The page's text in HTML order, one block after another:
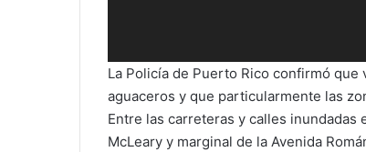
La Policía de Puerto Rico confirmó que
aguaceros y que particularmente las
Entre las carreteras y calles inundadas
McLeary y marginal de la Avenida